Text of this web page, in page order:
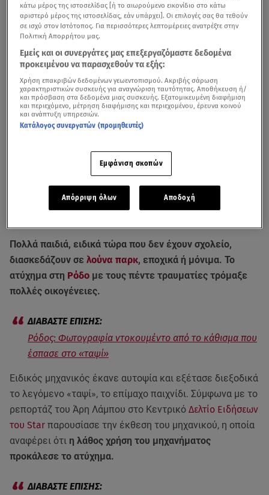
Πολλά παιδιά, ειδικά τώρα που δεν έχουν σχολείο,
διασκεδάζουν σε λούνα παρκ, εποχικά ή μόνιμα. Το
ατύχημα στη Ρόδο με τους πέντε τραυματίες τρόμαξε
πολλές οικογένειες.
Ρόδος: Φωτογραφία ντοκουμέντο από το κάθισμα που
έσπασε στο «ταψί»
Ειδικός μηχανικός έκανε αυτοψία και εξέτασε διεξοδικά
το λεγόμενο «ταψί», το επίμαχο παιχνίδι. Σύμφωνα με το
ρεπορτάζ του Άρη Λάμπου στο Κεντρικό Δελτίο Ειδήσεων
του Star παρουσίασε την έκθεση του μηχανικού, η οποία
αναφέρει ότι η λάθος χρήση του μηχανήματος
προκάλεσε το ατύχημα.
κάτω μέρος της ιστοσελίδας [ή το αιωρούμενο εικονίδιο στο κάτω
αριστερό μέρος της ιστοσελίδας, εάν υπάρχει]. Οι επιλογές σας θα τεθούν
σε ισχύ στον Ιστότοπος. Για περισσότερες λεπτομέρειες ανατρέξτε στην
Πολιτική Απορρήτου μας.
Εμείς και οι συνεργάτες μας επεξεργαζόμαστε δεδομένα
προκειμένου να παρασχεθούν τα εξής:
Χρήση επακριβών δεδομένων γεωεντοπισμού. Ακριβής σάρωση
χαρακτηριστικών συσκευής για αναγνώριση ταυτότητας. Αποθήκευση ή/
και πρόσβαση στα δεδομένα μιας συσκευής. Εξατομικευμένη διαφήμιση
και περιεχόμενο, μέτρηση διαφήμισης και περιεχομένου, έρευνα κοινού
και ανάπτυξη υπηρεσιών.
Κατάλογος συνεργατών (προμηθευτές)
Εμφάνιση σκοπών
Απόρριψη όλων Αποδοχή